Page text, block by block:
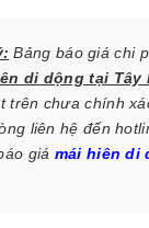
Bảng báo giá chi
di dộng tại Tây
trên chưa chính
liên hệ đến
giá mái hiên di